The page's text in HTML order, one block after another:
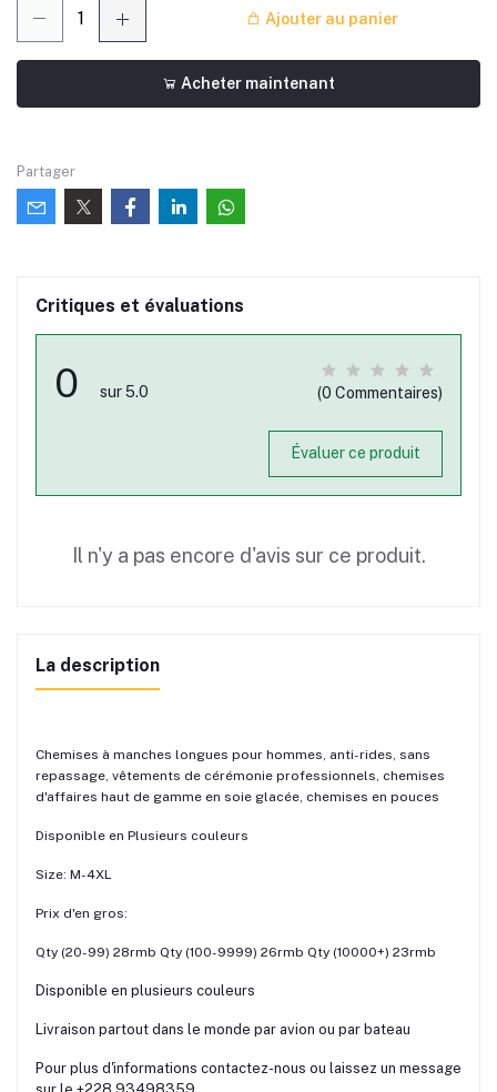
Ajouter au panier
Acheter maintenant
Partager
Critiques et évaluations
0 sur 5.0 (0 Commentaires)
Évaluer ce produit
Il n'y a pas encore d'avis sur ce produit.
La description
Chemises à manches longues pour hommes, anti-rides, sans
repassage, vêtements de cérémonie professionnels, chemises
d'affaires haut de gamme en soie glacée, chemises en pouces
Disponible en Plusieurs couleurs
Size: M-4XL
Prix d'en gros:
Qty (20-99) 28rmb Qty (100-9999) 26rmb Qty (10000+) 23rmb
Disponible en plusieurs couleurs
Livraison partout dans le monde par avion ou par bateau
Pour plus d'informations contactez-nous ou laissez un message